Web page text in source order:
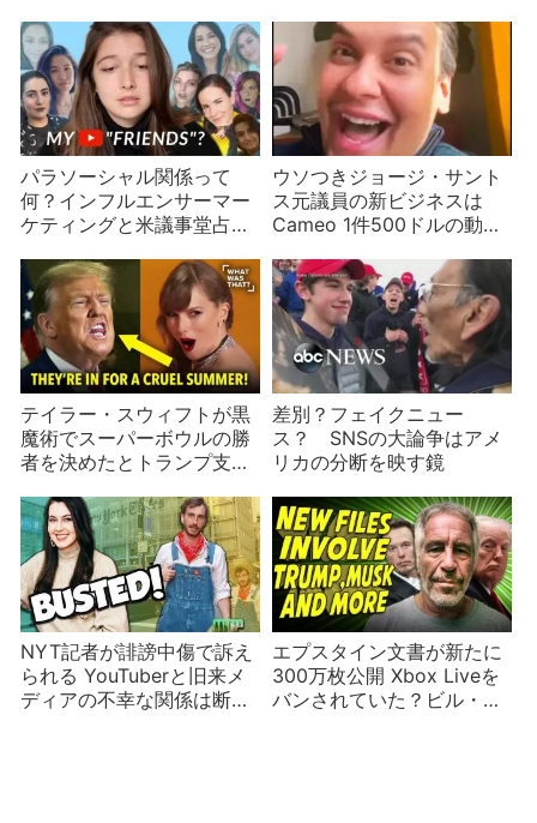
パラソーシャル関係って
何？インフルエンサーマー
ケティングと米議事堂占拠
ウソつきジョージ・サント
ス元議員の新ビジネスは
Cameo 1件500ドルの動画
テイラー・スウィフトが黒
魔術でスーパーボウルの勝
者を決めたとトランプ支持
は勝ち誇る
差別？フェイクニュー
ス？ SNSの大論争はアメ
リカの分断を映す鏡
NYT記者が誹謗中傷で訴え
られる YouTuberと旧来メ
ディアの不幸な関係は断ち
エプスタイン文書が新たに
300万枚公開 Xbox Liveを
バンされていた？ビル・ゲ